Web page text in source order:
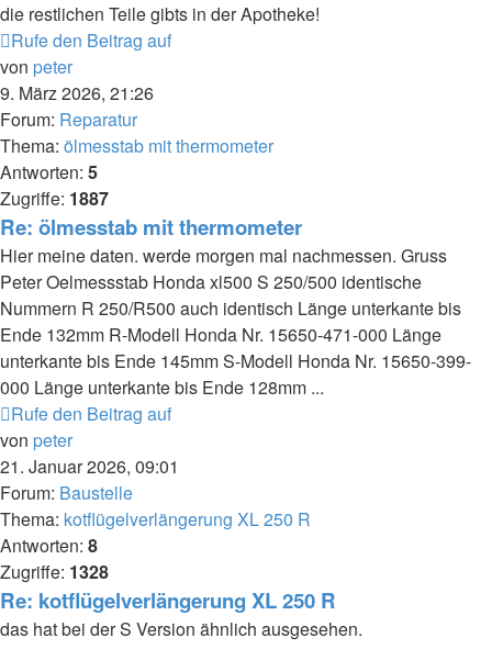
die restlichen Teile gibts in der Apotheke!
Rufe den Beitrag auf
von peter
9. März 2026, 21:26
Forum: Reparatur
Thema: ölmesstab mit thermometer
Antworten: 5
Zugriffe: 1887
Re: ölmesstab mit thermometer
Hier meine daten. werde morgen mal nachmessen. Gruss
Peter Oelmessstab Honda xl500 S 250/500 identische
Nummern R 250/R500 auch identisch Länge unterkante bis
Ende 132mm R-Modell Honda Nr. 15650-471-000 Länge
unterkante bis Ende 145mm S-Modell Honda Nr. 15650-399-
000 Länge unterkante bis Ende 128mm ...
Rufe den Beitrag auf
von peter
21. Januar 2026, 09:01
Forum: Baustelle
Thema: kotflügelverlängerung XL 250 R
Antworten: 8
Zugriffe: 1328
Re: kotflügelverlängerung XL 250 R
das hat bei der S Version ähnlich ausgesehen.